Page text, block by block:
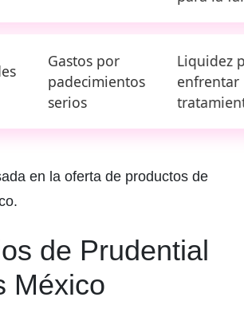
Gastos por
padecimientos
serios
Liquidez
enfrentar
en la oferta de productos de
de Prudential
México